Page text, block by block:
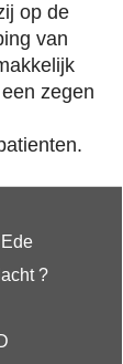
op de
van
zegen
?